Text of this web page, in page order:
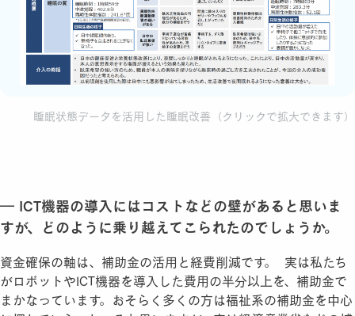
睡眠状態データを活用した睡眠改善（クリックで拡大できます）
― ICT機器の導入にはコストなどの壁があると思いま
すが、どのように乗り越えてこられたのでしょうか。
資金確保の軸は、補助金の活用と経費削減です。 実は私たち
がロボットやICT機器を導入した費用の半分以上を、補助金で
まかなっています。おそらく多くの方は福祉系の補助金を中心